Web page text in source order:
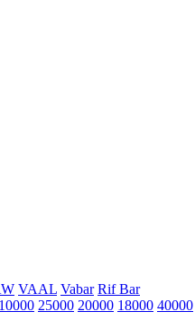
VAAL Vabar Rif Bar
10000 25000 20000 18000 40000